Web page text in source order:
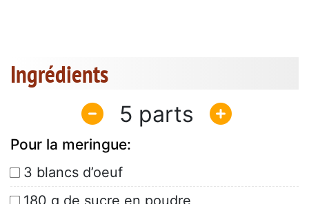
Ingrédients
5
Pour la meringue:
3 blancs d’oeuf